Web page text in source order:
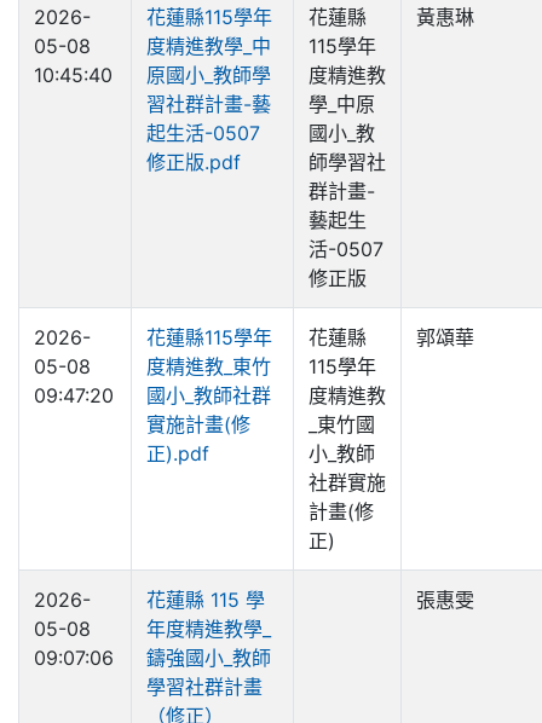
2026-
05-08
10:45:40
花蓮縣115學年
度精進教學_中
原國小_教師學
習社群計畫-藝
起生活-0507
修正版.pdf
花蓮縣
115學年
度精進教
學_中原
國小_教
師學習社
群計畫-
藝起生
活-0507
修正版
黃惠琳
2026-
05-08
09:47:20
花蓮縣115學年
度精進教_東竹
國小_教師社群
實施計畫(修
正).pdf
花蓮縣
115學年
度精進教
_東竹國
小_教師
社群實施
計畫(修
正)
郭頌華
2026-
05-08
09:07:06
花蓮縣 115 學
年度精進教學_
鑄強國小_教師
學習社群計畫
（修正）
張惠雯